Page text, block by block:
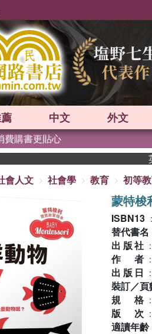
中文 外文
費購書更貼心
英
會人文 社會學 教育 初等
蒙特梭
ISBN13 ：
替代書名
出版社 ：
作者 ：
出版日 ：
裝訂／頁
規格 ：
版次 ：
適讀年齡